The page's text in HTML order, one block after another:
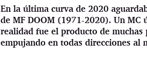
En la última curva de 2020
de MF DOOM (1971-2020). Un MC
realidad fue el producto de muchas
empujando en todas direcciones al